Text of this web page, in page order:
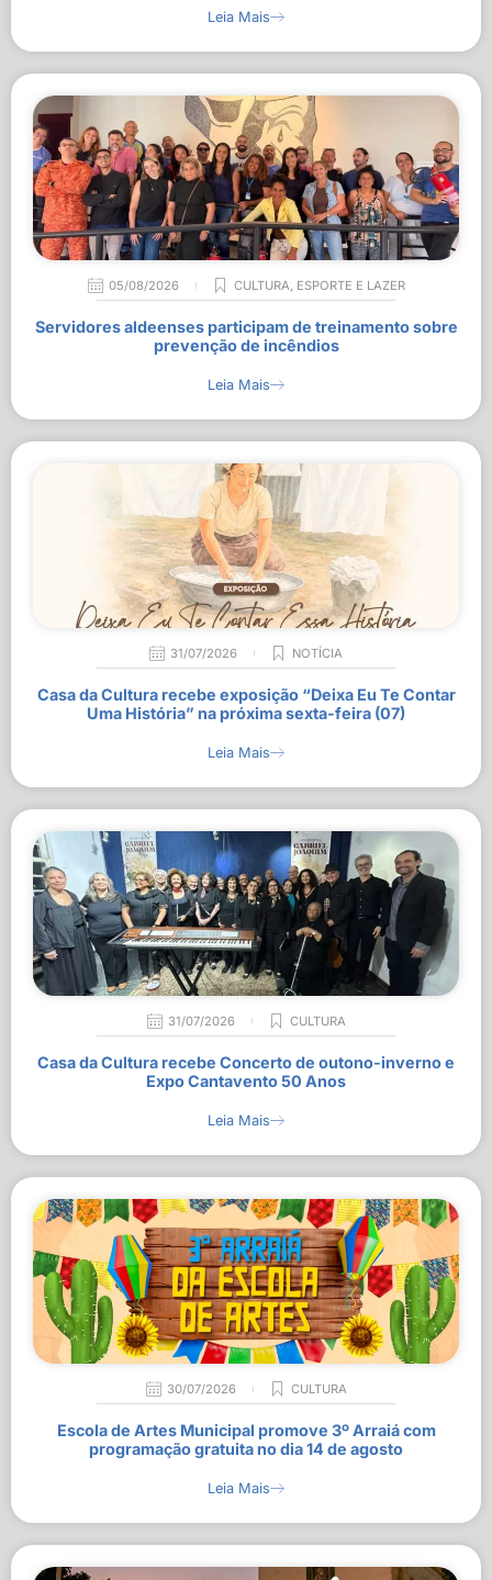
Leia Mais
05/08/2026 CULTURA, ESPORTE E LAZER
Servidores aldeenses participam de treinamento sobre
prevenção de incêndios
Leia Mais
31/07/2026 NOTÍCIA
Casa da Cultura recebe exposição “Deixa Eu Te Contar
Uma História” na próxima sexta-feira (07)
Leia Mais
31/07/2026 CULTURA
Casa da Cultura recebe Concerto de outono-inverno e
Expo Cantavento 50 Anos
Leia Mais
30/07/2026 CULTURA
Escola de Artes Municipal promove 3º Arraiá com
programação gratuita no dia 14 de agosto
Leia Mais